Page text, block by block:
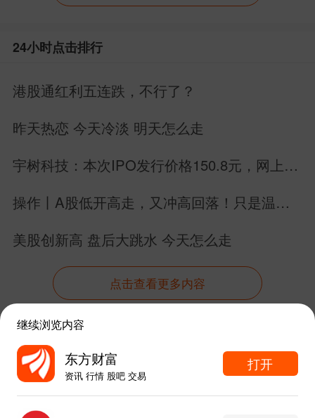
得住繁华，时间的玫瑰！！
雷赛智能吧
24小时点击排行
港股通红利五连跌，不行了？
昨天热恋 今天冷淡 明天怎么走
宇树科技：本次IPO发行价格150.8元，网上申
操作丨A股低开高走，又冲高回落！只是温和
美股创新高 盘后大跳水 今天怎么走
点击查看更多内容
资讯
触屏版
电脑版
东方财富APP内打开
继续浏览内容
东方财富
资讯 行情 股吧 交易
打开